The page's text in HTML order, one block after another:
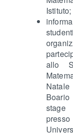
Istituto;
allo